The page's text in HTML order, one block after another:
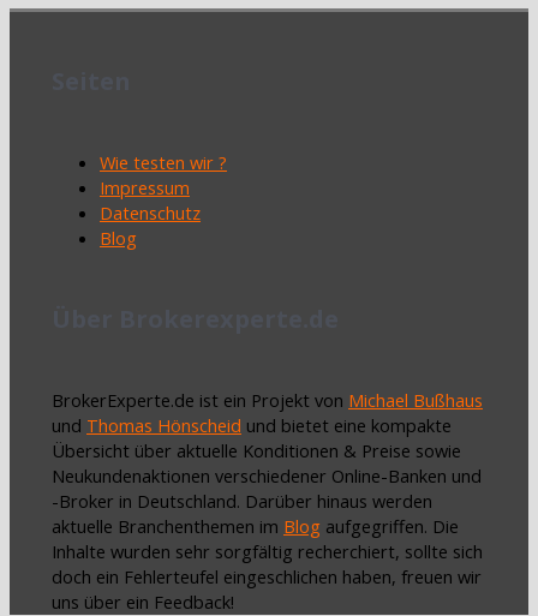
Wie testen wir ?
Impressum
Datenschutz
Blog
BrokerExperte.de ist ein Projekt von Michael Bußhaus
und Thomas Hönscheid und bietet eine kompakte
Übersicht über aktuelle Konditionen & Preise sowie
Neukundenaktionen verschiedener Online-Banken und
-Broker in Deutschland. Darüber hinaus werden
aktuelle Branchenthemen im Blog aufgegriffen. Die
Inhalte wurden sehr sorgfältig recherchiert, sollte sich
doch ein Fehlerteufel eingeschlichen haben, freuen wir
uns über ein Feedback!